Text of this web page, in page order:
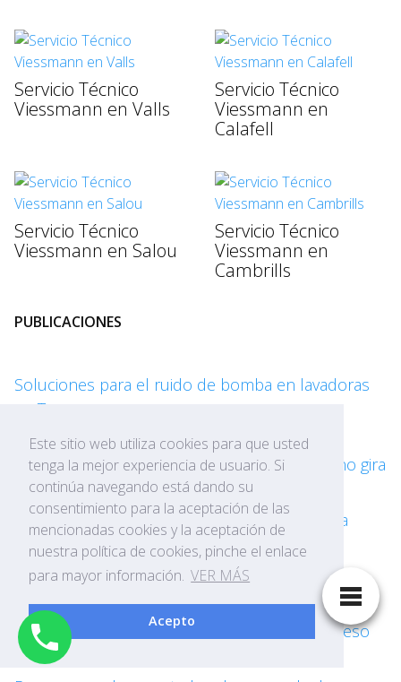
Servicio Técnico
Viessmann en Valls
Servicio Técnico
Viessmann en
Calafell
Servicio Técnico
Viessmann en Salou
Servicio Técnico
Viessmann en
Cambrills
PUBLICACIONES
Soluciones para el ruido de bomba en lavadoras
en Tarragona
Soluciones cuando el motor de tu lavadora no gira
Cómo afrontar una correa rota en tu lavadora
Solución a lavadora que golpea al centrifugar
Razones por las que tu lavadora vibra en exceso
Este sitio web utiliza cookies para que usted
tenga la mejor experiencia de usuario. Si
continúa navegando está dando su
consentimiento para la aceptación de las
mencionadas cookies y la aceptación de
nuestra política de cookies, pinche el enlace
para mayor información. VER MÁS
Acepto